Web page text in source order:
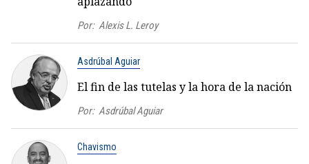
Por: Alexis L. Leroy
Asdrúbal Aguiar
El fin de las tutelas y la hora de la nación
Por: Asdrúbal Aguiar
Chavismo